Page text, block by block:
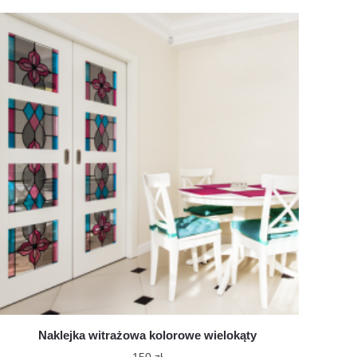
Naklejka witrażowa kolorowe wielokąty